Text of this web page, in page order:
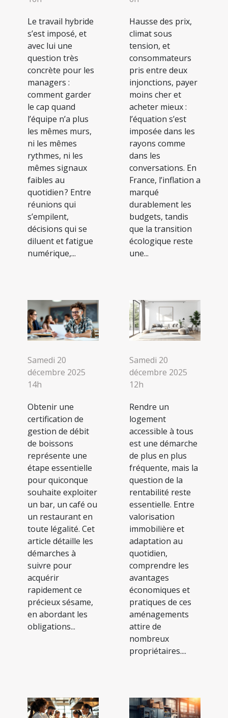
Le travail hybride
s’est imposé, et
avec lui une
question très
concrète pour les
managers :
comment garder
le cap quand
l’équipe n’a plus
les mêmes murs,
ni les mêmes
rythmes, ni les
mêmes signaux
faibles au
quotidien ? Entre
réunions qui
s’empilent,
décisions qui se
diluent et fatigue
numérique,...
Hausse des prix,
climat sous
tension, et
consommateurs
pris entre deux
injonctions, payer
moins cher et
acheter mieux :
l’équation s’est
imposée dans les
rayons comme
dans les
conversations. En
France, l’inflation a
marqué
durablement les
budgets, tandis
que la transition
écologique reste
une...
Samedi 20
décembre 2025
14h
Obtenir une
certification de
gestion de débit
de boissons
représente une
étape essentielle
pour quiconque
souhaite exploiter
un bar, un café ou
un restaurant en
toute légalité. Cet
article détaille les
démarches à
suivre pour
acquérir
rapidement ce
précieux sésame,
en abordant les
obligations...
Samedi 20
décembre 2025
12h
Rendre un
logement
accessible à tous
est une démarche
de plus en plus
fréquente, mais la
question de la
rentabilité reste
essentielle. Entre
valorisation
immobilière et
adaptation au
quotidien,
comprendre les
avantages
économiques et
pratiques de ces
aménagements
attire de
nombreux
propriétaires....